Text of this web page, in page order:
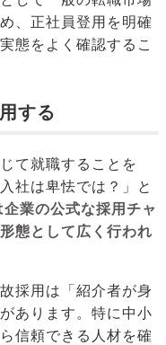
、正社員登用を明確
態をよく確認するこ
する
て就職することを
社は卑怯では？」と
業の公式な採用チャ
態として広く行われ
採用は「紹介者が身
あります。特に中小
信頼できる人材を確